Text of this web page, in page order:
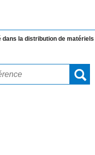
la distribution dematériels et